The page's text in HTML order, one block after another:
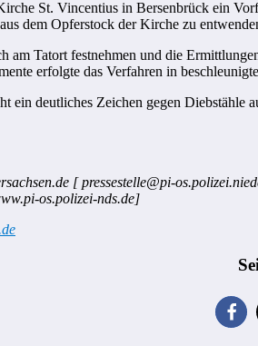
St. Vincentius in Bersenbrück ein
dem Opferstock der Kirche zu
am Tatort festnehmen und die
erfolgte das Verfahren in
ein deutliches Zeichen gegen Diebstähle
[ pressestelle@pi-
os.polizei-nds.de]